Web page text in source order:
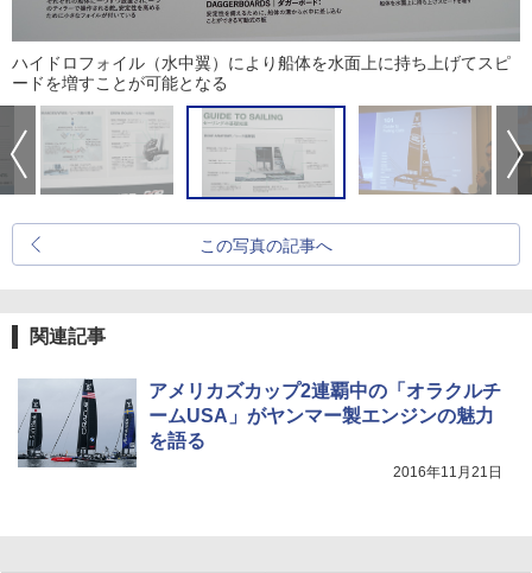
ハイドロフォイル（水中翼）により船体を水面上に持ち上げてスピ
ードを増すことが可能となる
この写真の記事へ
関連記事
アメリカズカップ2連覇中の「オラクルチ
ームUSA」がヤンマー製エンジンの魅力
を語る
2016年11月21日